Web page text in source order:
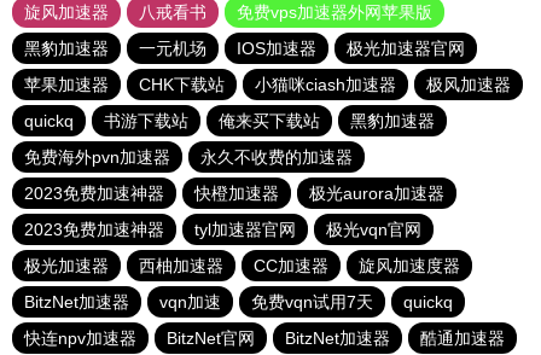
旋风加速器
八戒看书
免费vps加速器外网苹果版
黑豹加速器
一元机场 IOS加速器
极光加速器官网
苹果加速器
CHK下载站 小猫咪ciash加速器
极风加速器
quickq
书游下载站 俺来买下载站
黑豹加速器
免费海外pvn加速器
永久不收费的加速器
2023免费加速神器
快橙加速器
极光aurora加速器
2023免费加速神器
tyl加速器官网
极光vqn官网
极光加速器
西柚加速器 CC加速器
旋风加速度器
BitzNet加速器
vqn加速 免费vqn试用7天
quickq
快连npv加速器
BitzNet官网 BitzNet加速器 酷通加速器